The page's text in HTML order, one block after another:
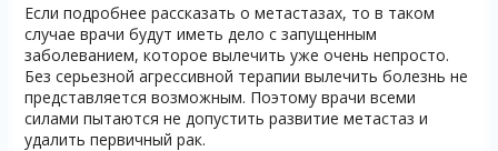
Если подробнее рассказать о метастазах, то в таком
случае врачи будут иметь дело с запущенным
заболеванием, которое вылечить уже очень непросто.
Без серьезной агрессивной терапии вылечить болезнь не
представляется возможным. Поэтому врачи всеми
силами пытаются не допустить развитие метастаз и
удалить первичный рак.